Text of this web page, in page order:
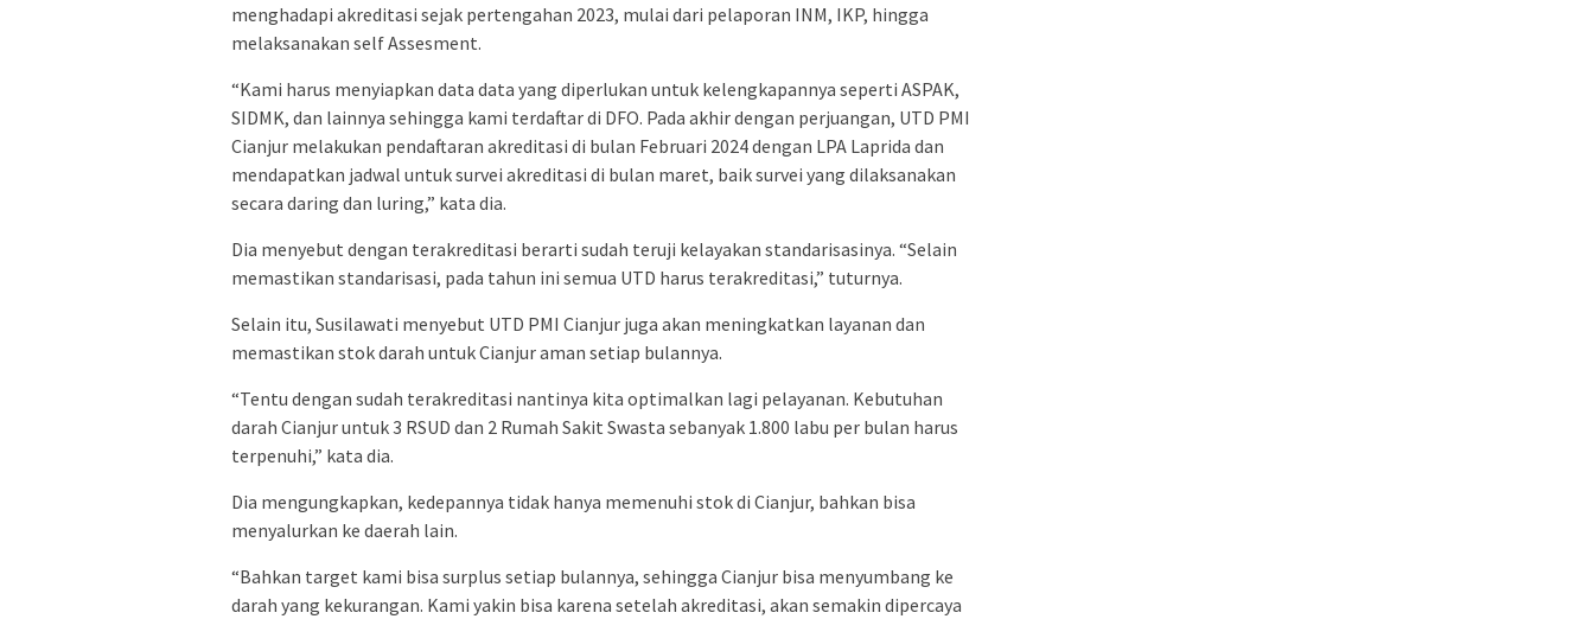
menghadapi akreditasi sejak pertengahan 2023, mulai dari pelaporan INM, IKP, hingga
melaksanakan self Assesment.
“Kami harus menyiapkan data data yang diperlukan untuk kelengkapannya seperti ASPAK,
SIDMK, dan lainnya sehingga kami terdaftar di DFO. Pada akhir dengan perjuangan, UTD PMI
Cianjur melakukan pendaftaran akreditasi di bulan Februari 2024 dengan LPA Laprida dan
mendapatkan jadwal untuk survei akreditasi di bulan maret, baik survei yang dilaksanakan
secara daring dan luring,” kata dia.
Dia menyebut dengan terakreditasi berarti sudah teruji kelayakan standarisasinya. “Selain
memastikan standarisasi, pada tahun ini semua UTD harus terakreditasi,” tuturnya.
Selain itu, Susilawati menyebut UTD PMI Cianjur juga akan meningkatkan layanan dan
memastikan stok darah untuk Cianjur aman setiap bulannya.
“Tentu dengan sudah terakreditasi nantinya kita optimalkan lagi pelayanan. Kebutuhan
darah Cianjur untuk 3 RSUD dan 2 Rumah Sakit Swasta sebanyak 1.800 labu per bulan harus
terpenuhi,” kata dia.
Dia mengungkapkan, kedepannya tidak hanya memenuhi stok di Cianjur, bahkan bisa
menyalurkan ke daerah lain.
“Bahkan target kami bisa surplus setiap bulannya, sehingga Cianjur bisa menyumbang ke
darah yang kekurangan. Kami yakin bisa karena setelah akreditasi, akan semakin dipercaya